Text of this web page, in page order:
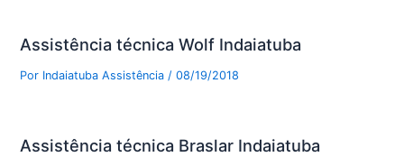
Assistência técnica Wolf Indaiatuba
Por Indaiatuba Assistência/08/19/2018
Assistência técnica Braslar Indaiatuba